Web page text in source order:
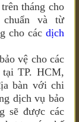
tháng cho
và từ
cho các dịch
vệ cho các
TP. HCM,
bàn với chi
dịch vụ bảo
sẽ được các